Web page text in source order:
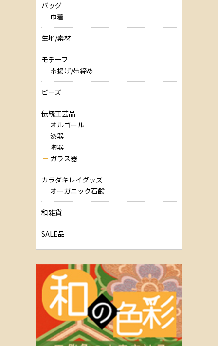
バッグ
巾着
生地/素材
モチーフ
帯揚げ/帯締め
ビーズ
伝統工芸品
オルゴール
漆器
陶器
ガラス器
カラダキレイグッズ
オーガニック石鹸
和雑貨
SALE品